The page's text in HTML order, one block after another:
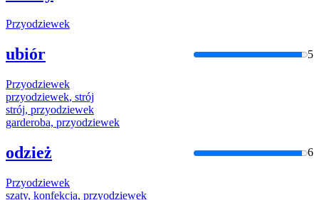
Przyodziewek
ubiór 5
Przyodziewek
przyodziewek, strój
strój, przyodziewek
garderoba, przyodziewek
odzież 6
Przyodziewek
szaty, konfekcja, przyodziewek